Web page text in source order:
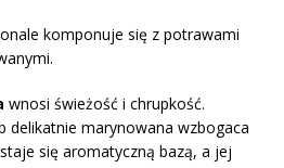
komponuje się z potrawami
wnosi świeżość i chrupkość.
delikatnie marynowana wzbogaca
się aromatyczną bazą, a jej